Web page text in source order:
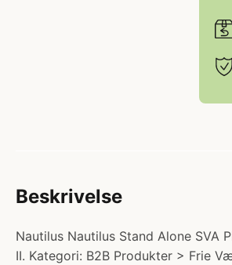
Beskrivelse
Nautilus Nautilus Stand Alone SVA
II. Kategori: B2B Produkter > Frie